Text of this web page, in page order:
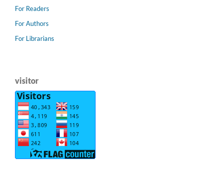
For Readers
For Authors
For Librarians
visitor